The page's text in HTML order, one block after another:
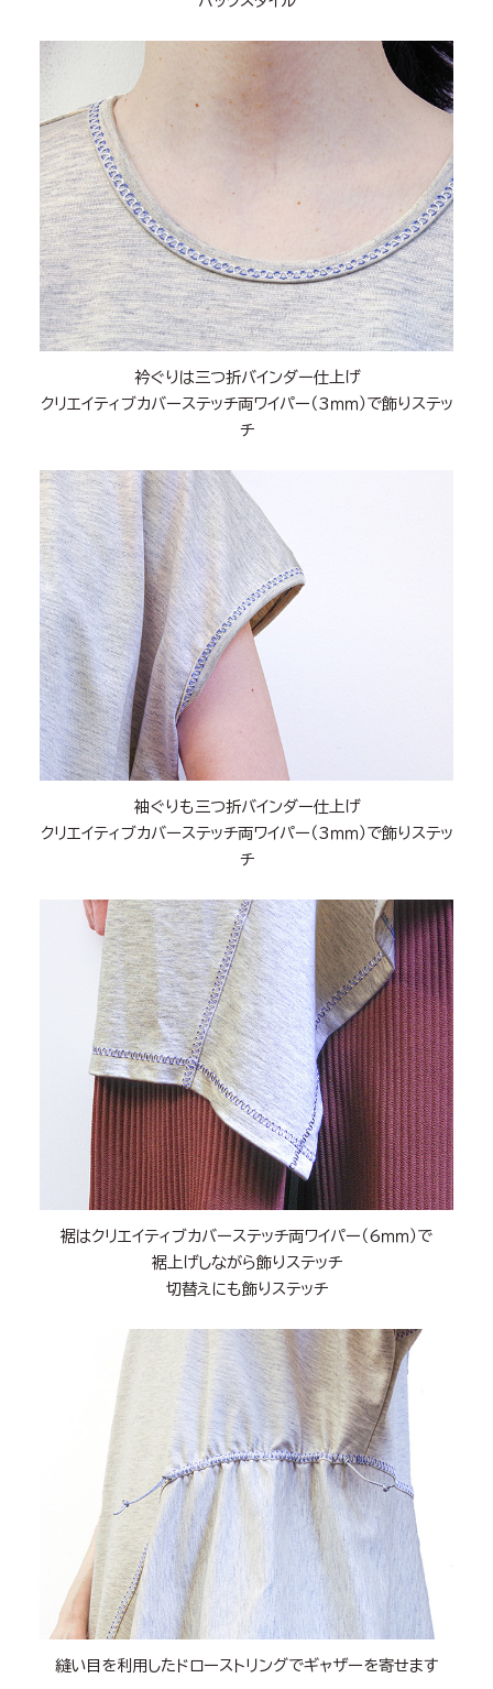
衿ぐりは三つ折バインダー仕上げ
クリエイティブカバーステッチ両ワイパー（3ｍｍ）で飾りステッ
チ
袖ぐりも三つ折バインダー仕上げ
クリエイティブカバーステッチ両ワイパー（3ｍｍ）で飾りステッ
チ
裾はクリエイティブカバーステッチ両ワイパー（6ｍｍ）で
裾上げしながら飾りステッチ
切替えにも飾りステッチ
縫い目を利用したドローストリングでギャザーを寄せます